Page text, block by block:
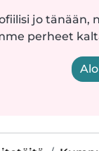
jo tänään,
perheet